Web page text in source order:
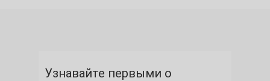
Узнавайте первыми о